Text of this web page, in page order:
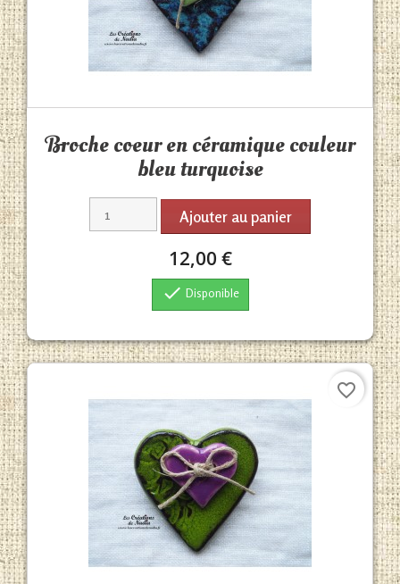
Broche coeur en céramique couleur
bleu turquoise
Ajouter au panier
12,00 €
 Disponible
favorite_border